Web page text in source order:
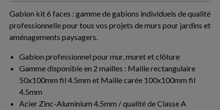
Gabion kit 6 faces : gamme de gabions individuels de qualité
professionnelle pour tous vos projets de murs pour jardins et
aménagements paysagers.
Gabion professionnel pour mur, muret et clôture
Gamme disponible en 2 mailles : Maille rectangulaire
50x100mm fil 4.5mm et Maille carée 100x100mm fil
4.5mm
Acier Zinc-Aluminium 4.5mm / qualité de Classe A